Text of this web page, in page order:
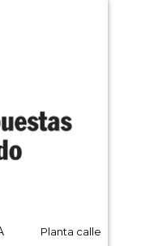
Planta calle